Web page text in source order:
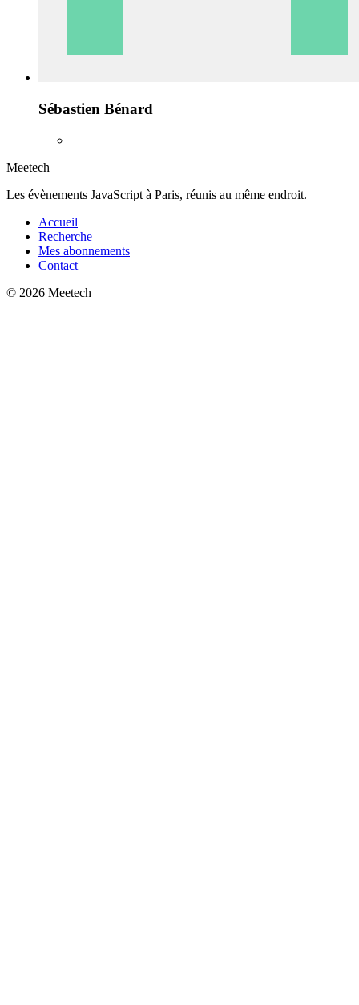
Sébastien Bénard
Meetech
Les évènements JavaScript à Paris, réunis au même endroit.
Accueil
Recherche
Mes abonnements
Contact
© 2026 Meetech